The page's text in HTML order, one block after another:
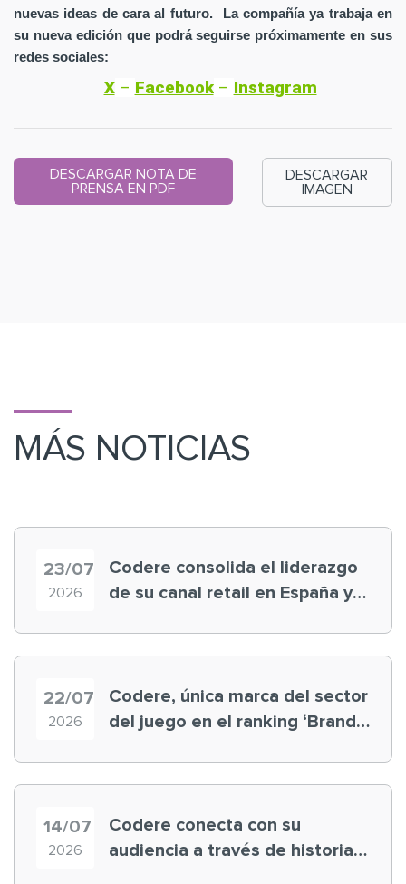
nuevas ideas de cara al futuro. La compañía ya trabaja en
su nueva edición que podrá seguirse próximamente en sus
redes sociales:
X– Facebook– Instagram
DESCARGAR NOTA DE
PRENSA EN PDF
DESCARGAR
IMAGEN
MÁS NOTICIAS
23/07
2026
Codere consolida el liderazgo
de su canal retail en España y
22/07
2026
Codere, única marca del sector
del juego en el ranking ‘Brand
14/07
2026
Codere conecta con su
audiencia a través de historias